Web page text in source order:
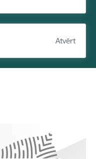
Atvērt